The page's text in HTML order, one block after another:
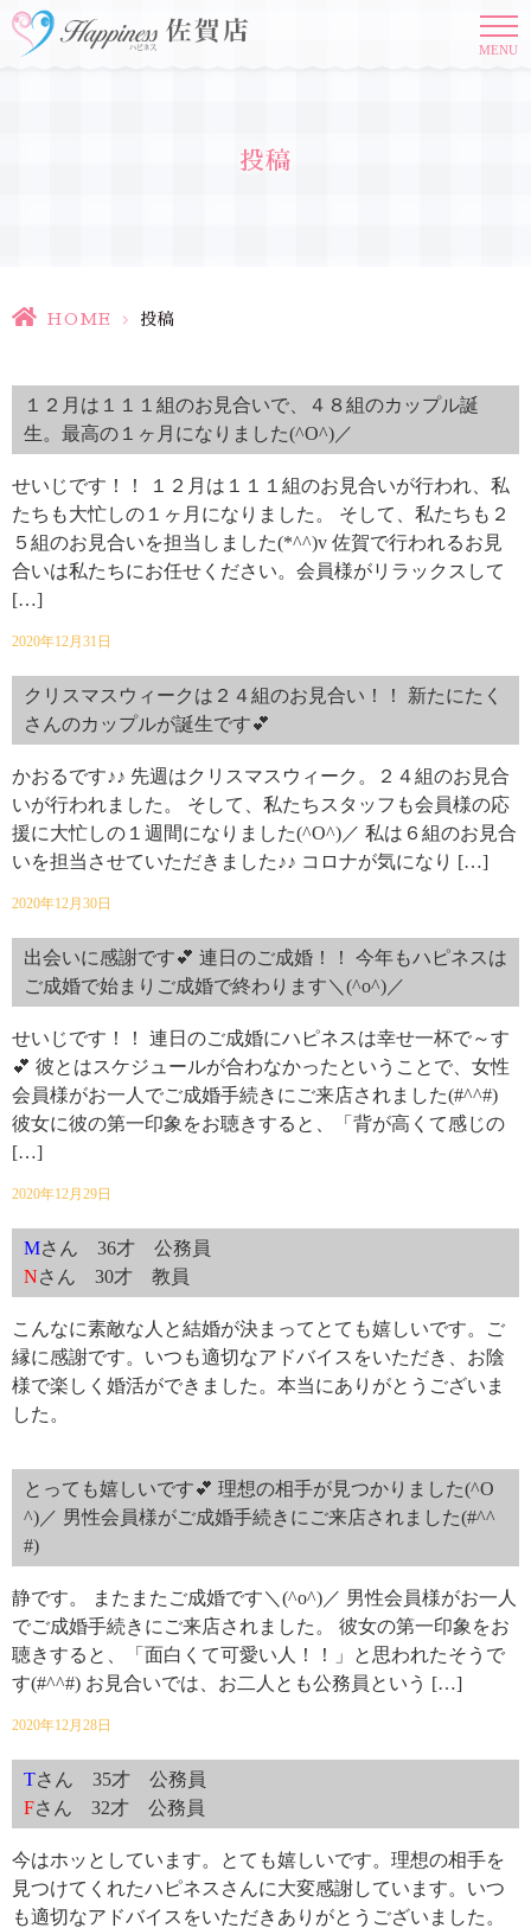
MENU
投稿
HOME > 投稿
１２月は１１１組のお見合いで、４８組のカップル誕
生。最高の１ヶ月になりました(^O^)／
せいじです！！ １２月は１１１組のお見合いが行われ、私
たちも大忙しの１ヶ月になりました。 そして、私たちも２
５組のお見合いを担当しました(*^^)v 佐賀で行われるお見
合いは私たちにお任せください。会員様がリラックスして
[…]
2020年12月31日
クリスマスウィークは２４組のお見合い！！ 新たにたく
さんのカップルが誕生です💕
かおるです♪♪ 先週はクリスマスウィーク。２４組のお見合
いが行われました。 そして、私たちスタッフも会員様の応
援に大忙しの１週間になりました(^O^)／ 私は６組のお見合
いを担当させていただきました♪♪ コロナが気になり […]
2020年12月30日
出会いに感謝です💕 連日のご成婚！！ 今年もハピネスは
ご成婚で始まりご成婚で終わります＼(^o^)／
せいじです！！ 連日のご成婚にハピネスは幸せ一杯で～す
💕 彼とはスケジュールが合わなかったということで、女性
会員様がお一人でご成婚手続きにご来店されました(#^^#)
彼女に彼の第一印象をお聴きすると、「背が高くて感じの
[…]
2020年12月29日
Mさん 36才 公務員
Nさん 30才 教員
こんなに素敵な人と結婚が決まってとても嬉しいです。ご
縁に感謝です。いつも適切なアドバイスをいただき、お陰
様で楽しく婚活ができました。本当にありがとうございま
した。
とっても嬉しいです💕 理想の相手が見つかりました(^O
^)／ 男性会員様がご成婚手続きにご来店されました(#^^
#)
静です。 またまたご成婚です＼(^o^)／ 男性会員様がお一人
でご成婚手続きにご来店されました。 彼女の第一印象をお
聴きすると、「面白くて可愛い人！！」と思われたそうで
す(#^^#) お見合いでは、お二人とも公務員という […]
2020年12月28日
Tさん 35才 公務員
Fさん 32才 公務員
今はホッとしています。とても嬉しいです。理想の相手を
見つけてくれたハピネスさんに大変感謝しています。いつ
も適切なアドバイスをいただきありがとうございました。